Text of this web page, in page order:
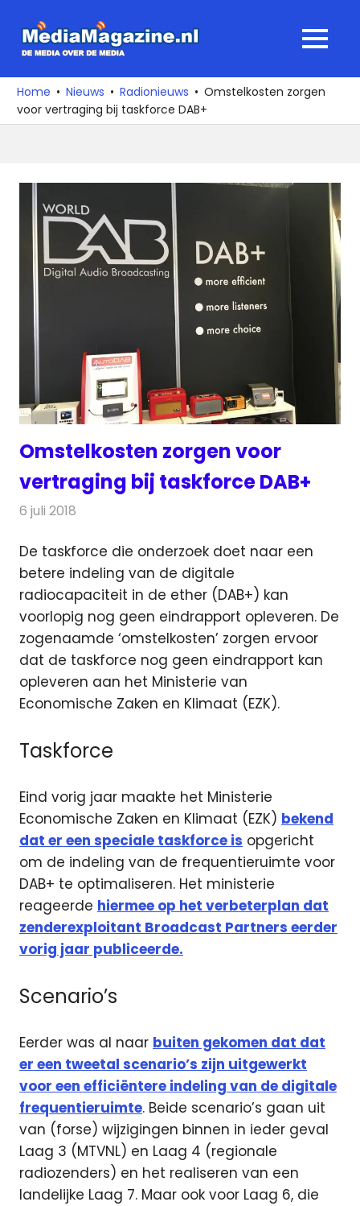
naar
media
over
de
MENU
Home Nieuws Radionieuws
Omstelkosten zorgen
voor vertraging bij taskforce DAB+
Omstelkosten zorgen voor
vertraging bij taskforce DAB+
6 juli 2018
De taskforce die onderzoek doet naar een
betere indeling van de digitale
radiocapaciteit in de ether (DAB+) kan
voorlopig nog geen eindrapport opleveren. De
zogenaamde ‘omstelkosten’ zorgen ervoor
dat de taskforce nog geen eindrapport kan
opleveren aan het Ministerie van
Economische Zaken en Klimaat (EZK).
Taskforce
Eind vorig jaar maakte het Ministerie
Economische Zaken en Klimaat (EZK) bekend
dat er een speciale taskforce is opgericht
om de indeling van de frequentieruimte voor
DAB+ te optimaliseren. Het ministerie
reageerde hiermee op het verbeterplan dat
zenderexploitant Broadcast Partners eerder
vorig jaar publiceerde.
Scenario’s
Eerder was al naar buiten gekomen dat dat
er een tweetal scenario’s zijn uitgewerkt
voor een efficiëntere indeling van de digitale
frequentieruimte. Beide scenario’s gaan uit
van (forse) wijzigingen binnen in ieder geval
Laag 3 (MTVNL) en Laag 4 (regionale
radiozenders) en het realiseren van een
landelijke Laag 7. Maar ook voor Laag 6, die